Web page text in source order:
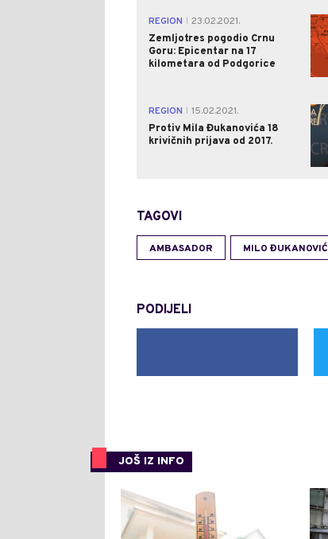
REGION
23.02.2021.
Zemljotres pogodio Crnu
Goru: Epicentar na 17
kilometara od Podgorice
REGION
15.02.2021.
Protiv Mila Đukanovića 18
krivičnih prijava od 2017.
TAGOVI
AMBASADOR MILO ĐUKANOVIĆ
PODIJELI
JOŠ IZ INFO